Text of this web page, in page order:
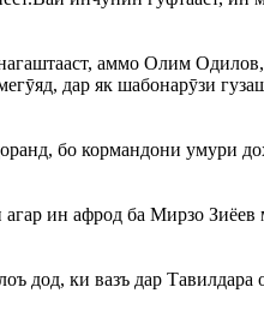
аммо Олим
дар як шабонарӯзи
бо кормандони умури
ин афрод ба Мирзо
ки вазъ дар